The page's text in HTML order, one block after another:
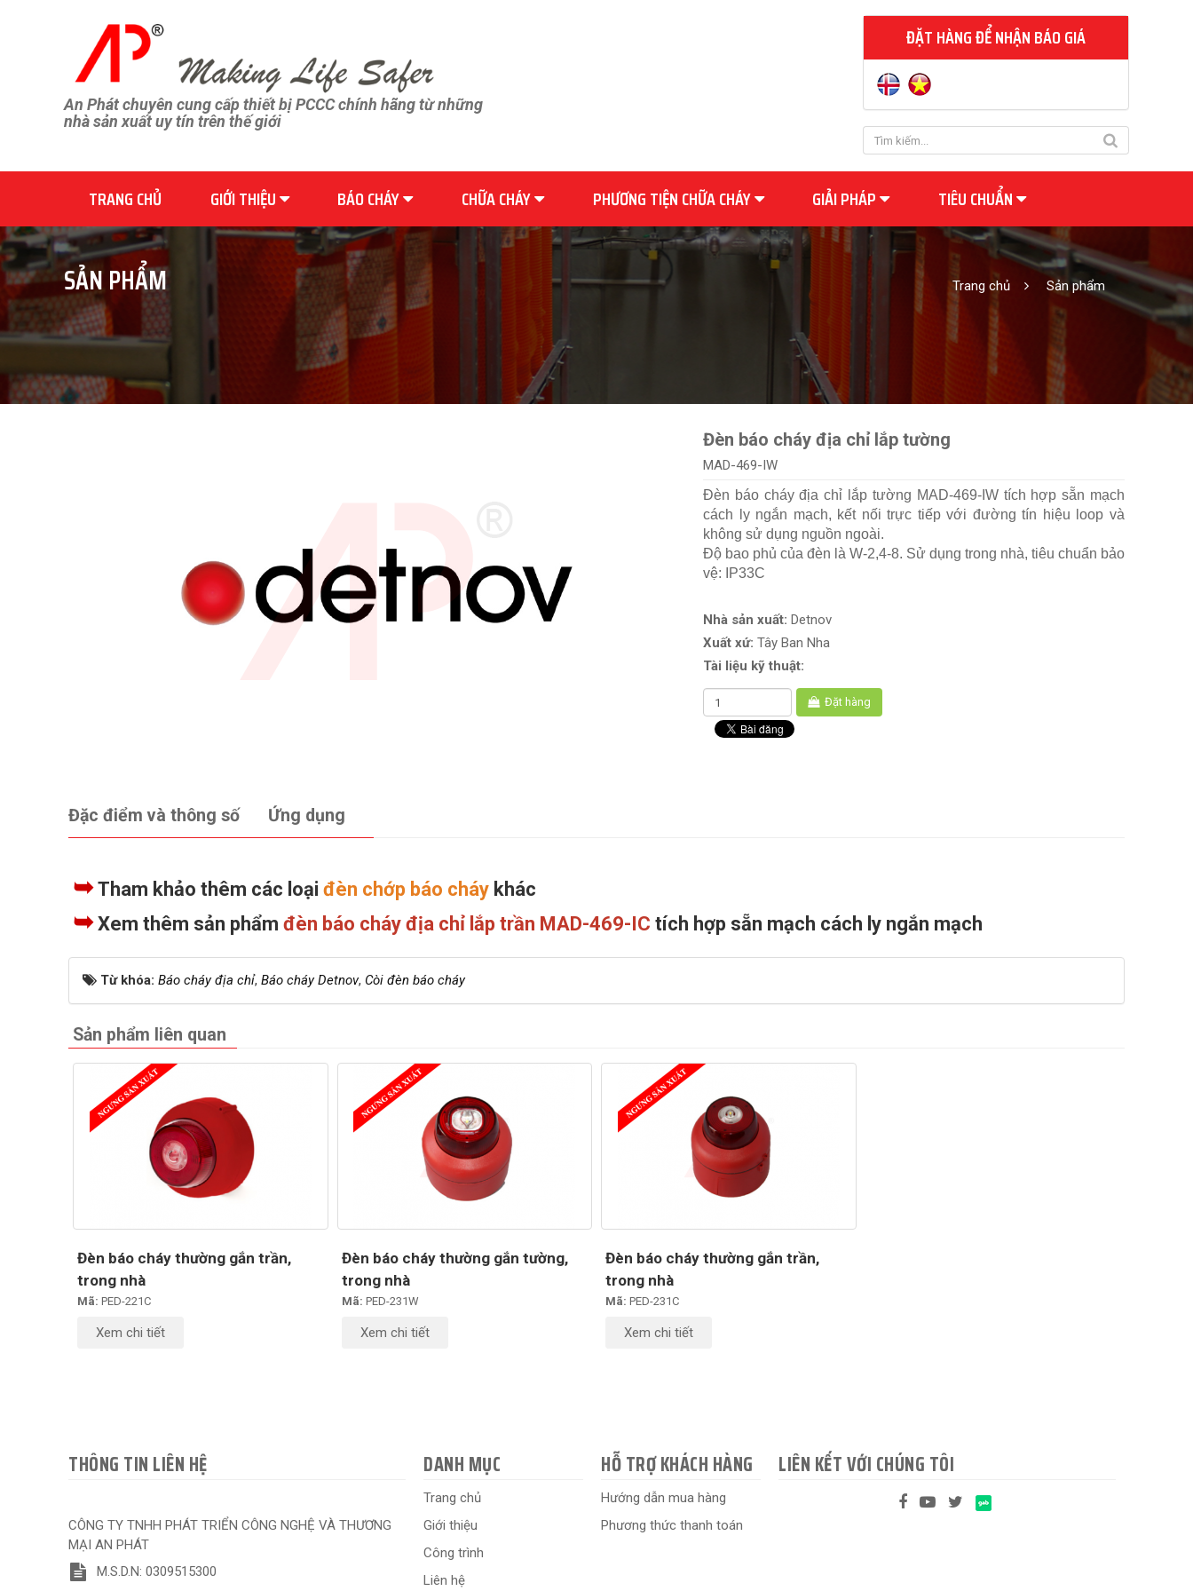
An Phát chuyên cung cấp thiết bị PCCC chính hãng từ những
nhà sản xuất uy tín trên thế giới
ĐẶT HÀNG ĐỂ NHẬN BÁO GIÁ
TRANG CHỦ GIỚI THIỆU BÁO CHÁY CHỮA CHÁY PHƯƠNG TIỆN CHỮA CHÁY GIẢI PHÁP TIÊU CHUẨN
SẢN PHẨM Trang chủ Sản phẩm
Đèn báo cháy địa chỉ lắp tường
MAD-469-IW
Đèn báo cháy địa chỉ lắp tường MAD-469-IW tích hợp sẵn mạch
cách ly ngắn mạch, kết nối trực tiếp với đường tín hiệu loop và
không sử dụng nguồn ngoài.
Độ bao phủ của đèn là W-2,4-8. Sử dụng trong nhà, tiêu chuẩn bảo
vệ: IP33C
Nhà sản xuất: Detnov
Xuất xứ: Tây Ban Nha
Tài liệu kỹ thuật:
Đặt hàng
Đặc điểm và thông số Ứng dụng
➥Tham khảo thêm các loại đèn chớp báo cháy khác
➥Xem thêm sản phẩm đèn báo cháy địa chỉ lắp trần MAD-469-IC tích hợp sẵn mạch cách ly ngắn mạch
Từ khóa: Báo cháy địa chỉ, Báo cháy Detnov, Còi đèn báo cháy
Sản phẩm liên quan
Đèn báo cháy thường gắn trần,
trong nhà
Mã: PED-221C
Xem chi tiết
Đèn báo cháy thường gắn tường,
trong nhà
Mã: PED-231W
Xem chi tiết
Đèn báo cháy thường gắn trần,
trong nhà
Mã: PED-231C
Xem chi tiết
THÔNG TIN LIÊN HỆ
CÔNG TY TNHH PHÁT TRIỂN CÔNG NGHỆ VÀ THƯƠNG
MẠI AN PHÁT
M.S.D.N: 0309515300
DANH MỤC
Trang chủ
Giới thiệu
Công trình
Liên hệ
HỖ TRỢ KHÁCH HÀNG
Hướng dẫn mua hàng
Phương thức thanh toán
LIÊN KẾT VỚI CHÚNG TÔI